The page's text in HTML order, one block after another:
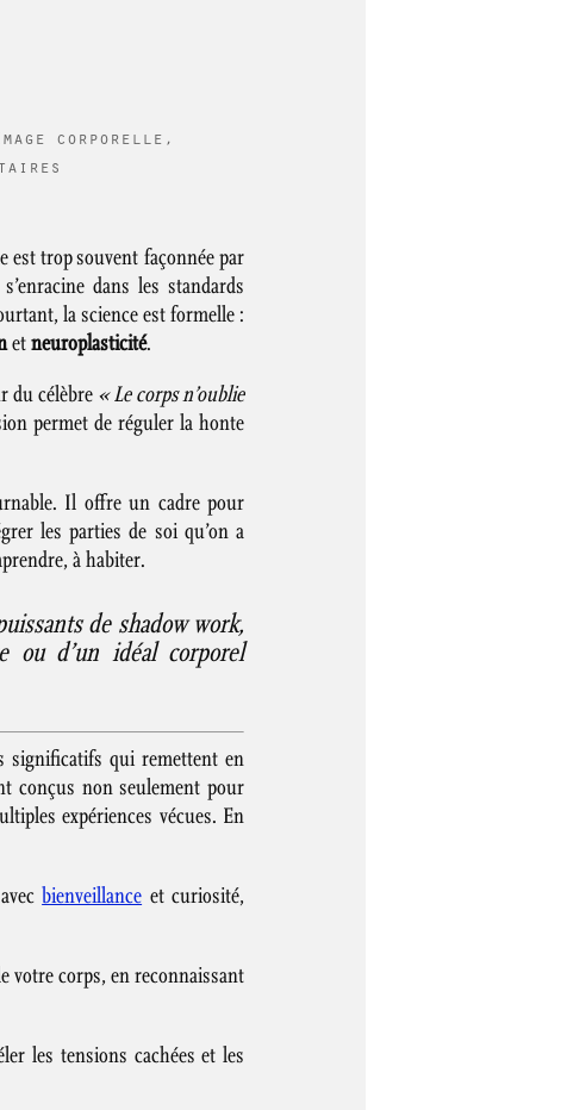
corporelle ,
est trop souvent façonnée par
dans les standards
la science est formelle :
etneuroplasticité.
du célèbre « Le corps n’oublie
permet de réguler la honte
Il offre un cadre pour
les parties de soi qu’on a
à habiter.
de shadow work,
ou d’un idéal corporel
significatifs qui remettent en
conçus non seulement pour
expériences vécues. En
bienveillance et curiosité,
votre corps, en reconnaissant
les tensions cachées et les